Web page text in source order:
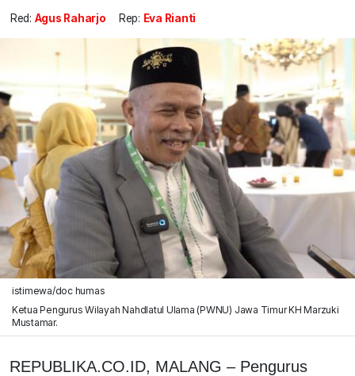
Red: Agus Raharjo Rep: Eva Rianti
istimewa/doc humas
Ketua Pengurus Wilayah Nahdlatul Ulama (PWNU) Jawa Timur KH Marzuki
Mustamar.
REPUBLIKA.CO.ID, MALANG – Pengurus